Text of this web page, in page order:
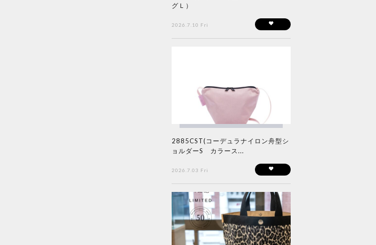
グＬ）
2026.7.10 Fri
2885CST(コーデュラナイロン舟型シ
ョルダーS カラース...
2026.7.03 Fri